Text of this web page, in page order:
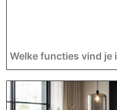
Welke functies vind je